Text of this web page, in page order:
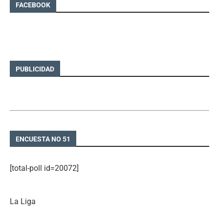
FACEBOOK
PUBLICIDAD
ENCUESTA NO 51
[total-poll id=20072]
La Liga